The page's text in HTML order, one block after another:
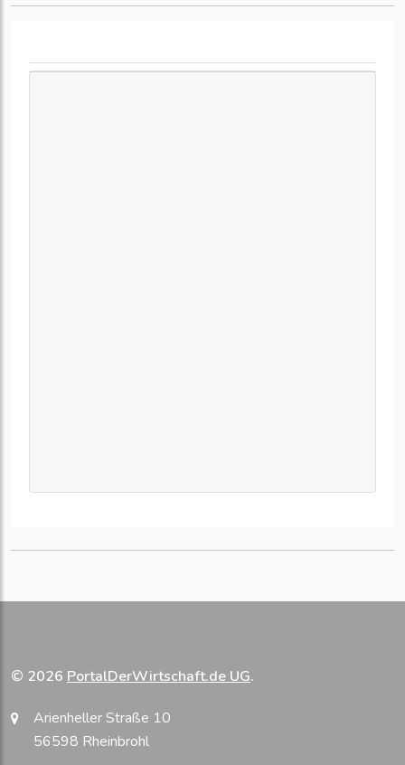
© 2026 PortalDerWirtschaft.de UG.
Arienheller Straße 10
56598 Rheinbrohl